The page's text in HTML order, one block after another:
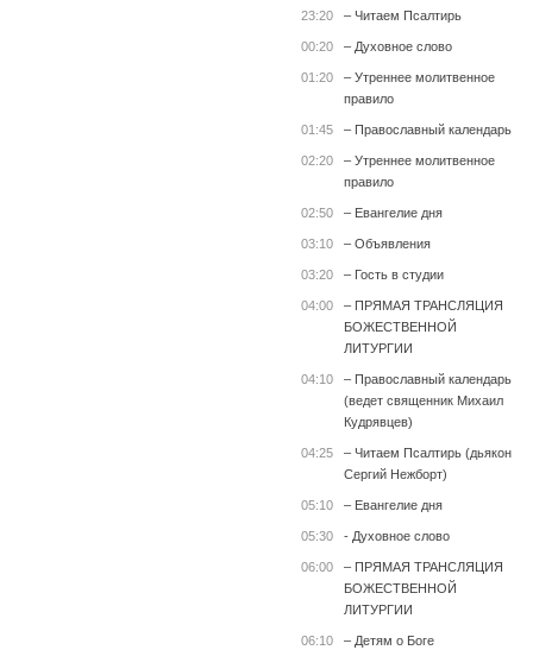
23:20 – Читаем Псалтирь
00:20 – Духовное слово
01:20
– Утреннее молитвенное
правило
01:45 – Православный календарь
02:20
– Утреннее молитвенное
правило
02:50 – Евангелие дня
03:10 – Объявления
03:20 – Гость в студии
04:00
– ПРЯМАЯ ТРАНСЛЯЦИЯ
БОЖЕСТВЕННОЙ
ЛИТУРГИИ
04:10
– Православный календарь
(ведет священник Михаил
Кудрявцев)
04:25
– Читаем Псалтирь (дьякон
Сергий Нежборт)
05:10 – Евангелие дня
05:30 - Духовное слово
06:00
– ПРЯМАЯ ТРАНСЛЯЦИЯ
БОЖЕСТВЕННОЙ
ЛИТУРГИИ
06:10 – Детям о Боге